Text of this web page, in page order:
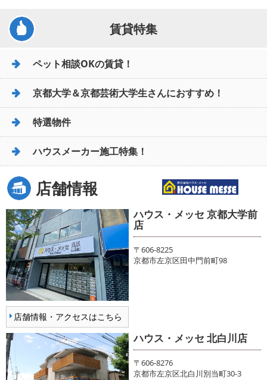
賃貸特集
ペット相談OKの賃貸！
京都大学＆京都芸術大学生さんにおすすめ！
特選物件
ハウスメーカー施工特集！
店舗情報
店舗情報・アクセスはこちら
ハウス・メッセ 京都大学前
店
〒606-8225
京都市左京区田中門前町98
ハウス・メッセ 北白川店
〒606-8276
京都市左京区北白川別当町30-3